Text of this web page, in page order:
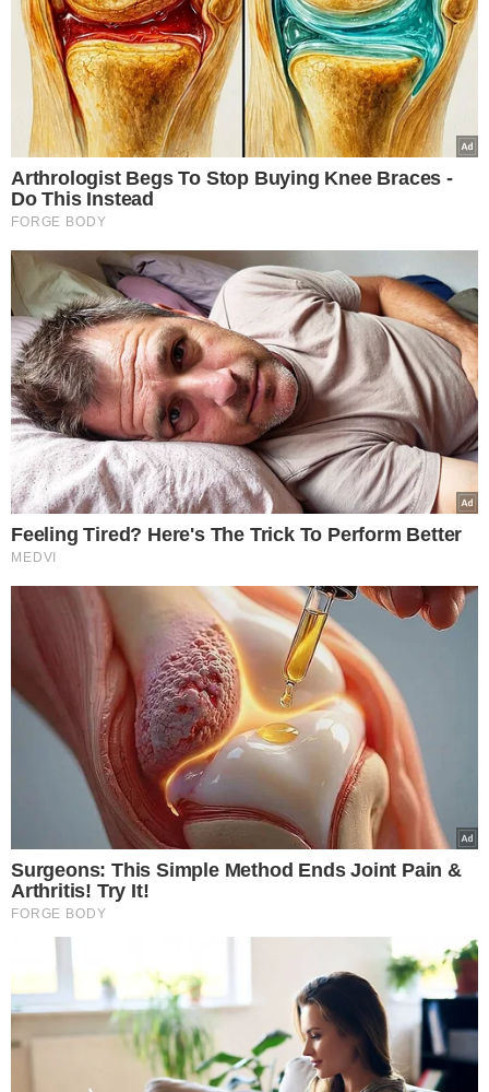
HORA DE TROCAR O SEU
Veja celulares que
deixarão de ser
compatíveis com o
WhatsApp a partir de
agosto
VEJA MAIS NOTÍCIAS